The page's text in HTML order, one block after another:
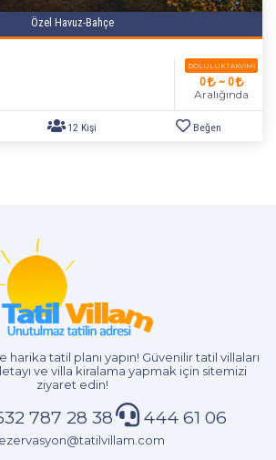
Beğen
Özel Havuz-Bahçe
DOLULUK TAKVIMI
0 ~ 0
Aralığında
harika tatil planı yapın! Güvenilir tatil villaları
ve villa kiralama yapmak için sitemizi
ziyaret edin!
787 28 38 444 61 06